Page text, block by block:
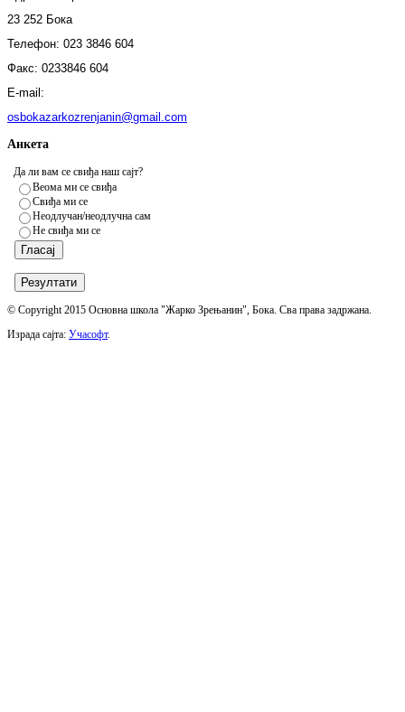
23 252 Бока
Телефон: 023 3846 604
Факс: 0233846 604
E-mail:
osbokazarkozrenjanin@gmail.com
Анкета
Да ли вам се свиђа наш сајт?
Веома ми се свиђа
Свиђа ми се
Неодлучан/неодлучна сам
Не свиђа ми се
© Copyright 2015 Основна школа "Жарко Зрењанин", Бока. Сва права задржана.
Израда сајта: Учасофт.